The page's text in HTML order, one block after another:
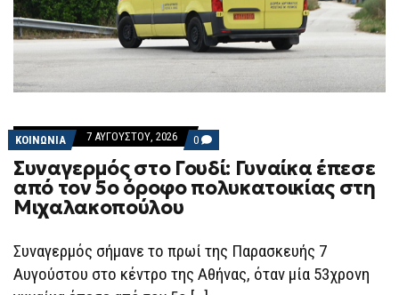
ΚΟΙΝΩΝΙΑ 7 ΑΥΓΟΎΣΤΟΥ, 2026 0 COMMENTS
ON
ΣΥΝΑΓΕΡΜΌΣ
ΣΤΟ
ΓΟΥΔΊ:
ΤΟΝ
5Ο
ΌΡΟΦΟ
ΠΟΛΥΚΑΤΟΙΚΊΑΣ
Συναγερμός στο Γουδί: Γυναίκα έπεσε
από τον 5ο όροφο πολυκατοικίας στη
Μιχαλακοπούλου
Συναγερμός σήμανε το πρωί της Παρασκευής 7
Αυγούστου στο κέντρο της Αθήνας, όταν μία 53χρονη